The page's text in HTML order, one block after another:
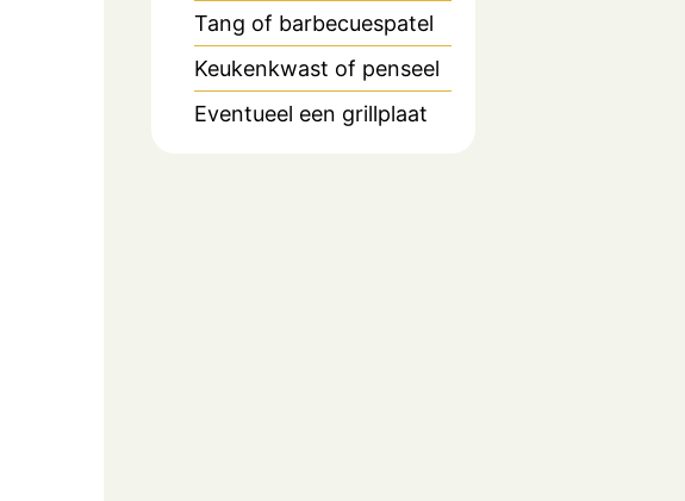
Tang of barbecuespatel
Keukenkwast of penseel
Eventueel een grillplaat